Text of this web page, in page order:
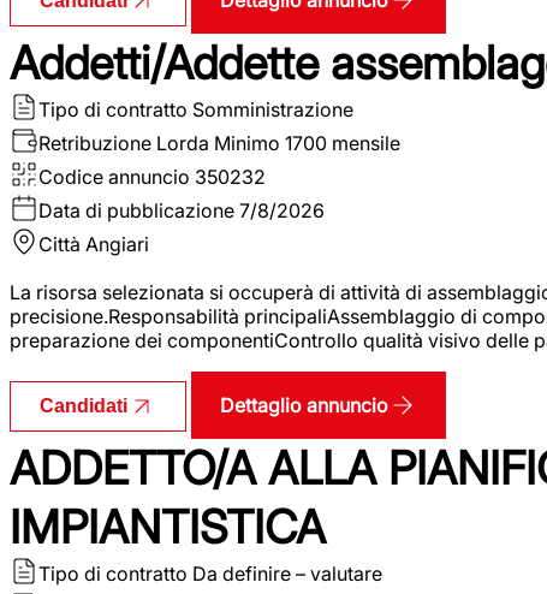
Addetti/Addette
Tipo di contratto Somministrazione
Retribuzione Lorda Minimo 1700 mensile
Codice annuncio 350232
Data di pubblicazione 7/8/2026
Città Angiari
La risorsa selezionata si occuperà di attività di
precisione.Responsabilità principaliAssemblaggio di
preparazione dei componentiControllo qualità visivo delle
Candidati Dettaglio annuncio
ADDETTO/A ALLA
IMPIANTISTICA
Tipo di contratto Da definire – valutare